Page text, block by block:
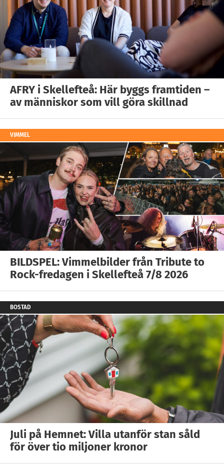
AFRY i Skellefteå: Här byggs framtiden –
av människor som vill göra skillnad
VIMMEL
BILDSPEL: Vimmelbilder från Tribute to
Rock-fredagen i Skellefteå 7/8 2026
BOSTAD
Juli på Hemnet: Villa utanför stan såld
för över tio miljoner kronor